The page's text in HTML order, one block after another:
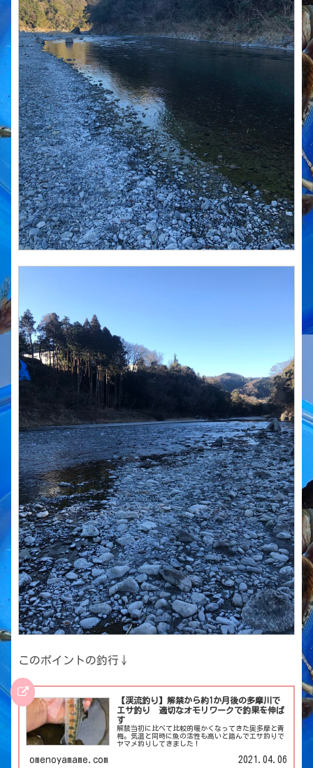
このポイントの釣行↓
【渓流釣り】解禁から約1か月後の多摩川で
エサ釣り 適切なオモリワークで釣果を伸ば
す
解禁当初に比べて比較的暖かくなってきた奥多摩と青
梅。気温と同時に魚の活性も高いと踏んでエサ釣りで
ヤマメ釣りしてきました！
omenoyamame.com 2021.04.06